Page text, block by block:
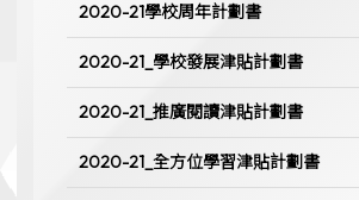
2020-21學校周年計劃書
2020-21_學校發展津貼計劃書
2020-21_推廣閱讀津貼計劃書
2020-21_全方位學習津貼計劃書